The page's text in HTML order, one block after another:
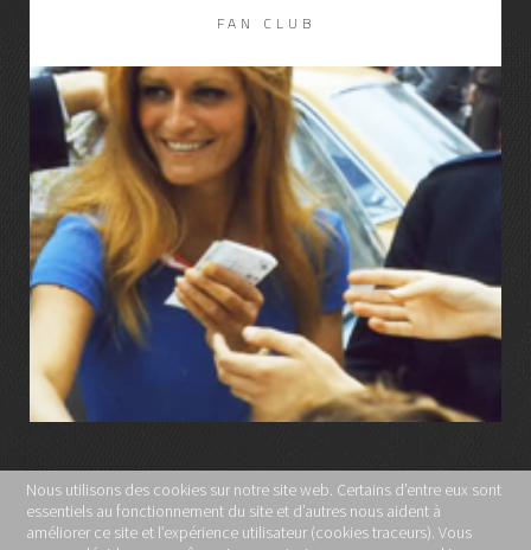
FAN CLUB
LIRE LA SUITE
MENTIONS LÉGALES
Nous utilisons des cookies sur notre site web. Certains d’entre eux sont
essentiels au fonctionnement du site et d’autres nous aident à
améliorer ce site et l’expérience utilisateur (cookies traceurs). Vous